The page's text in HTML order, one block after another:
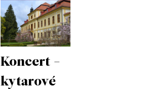
Koncert -
kytarové